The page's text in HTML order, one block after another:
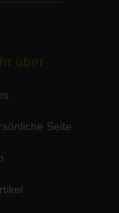
über
Seite